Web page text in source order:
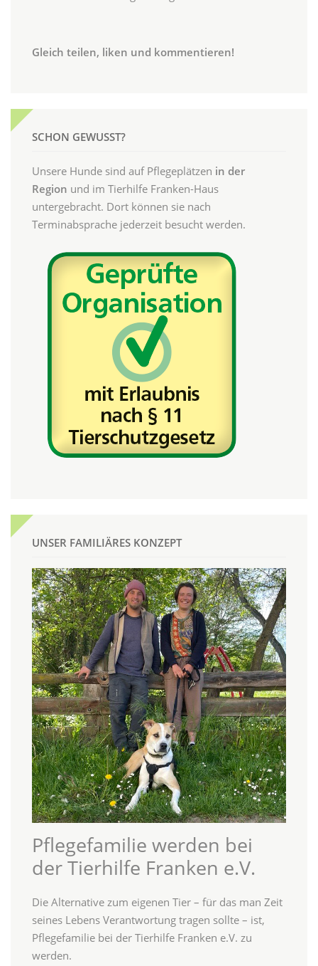
Gleich teilen, liken und kommentieren!
SCHON GEWUSST?
Unsere Hunde sind auf Pflegeplätzen in der
Region und im Tierhilfe Franken-Haus
untergebracht. Dort können sie nach
Terminabsprache jederzeit besucht werden.
UNSER FAMILIÄRES KONZEPT
Pflegefamilie werden bei
der Tierhilfe Franken e.V.
Die Alternative zum eigenen Tier – für das man Zeit
seines Lebens Verantwortung tragen sollte – ist,
Pflegefamilie bei der Tierhilfe Franken e.V. zu
werden.